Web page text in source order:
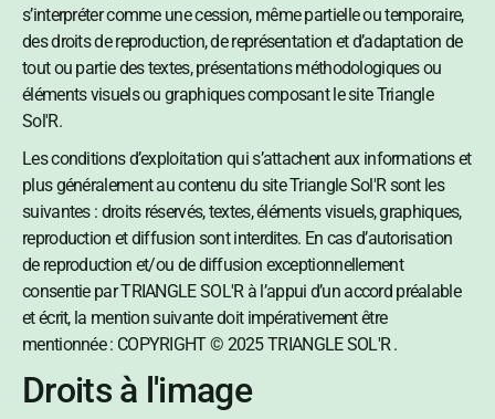
s’interpréter comme une cession, même partielle ou temporaire,
des droits de reproduction, de représentation et d’adaptation de
tout ou partie des textes, présentations méthodologiques ou
éléments visuels ou graphiques composant le site Triangle
Sol'R.
Les conditions d’exploitation qui s’attachent aux informations et
plus généralement au contenu du site Triangle Sol'R sont les
suivantes : droits réservés, textes, éléments visuels, graphiques,
reproduction et diffusion sont interdites. En cas d’autorisation
de reproduction et/ou de diffusion exceptionnellement
consentie par TRIANGLE SOL'R à l’appui d’un accord préalable
et écrit, la mention suivante doit impérativement être
mentionnée : COPYRIGHT © 2025 TRIANGLE SOL'R .
Droits à l'image